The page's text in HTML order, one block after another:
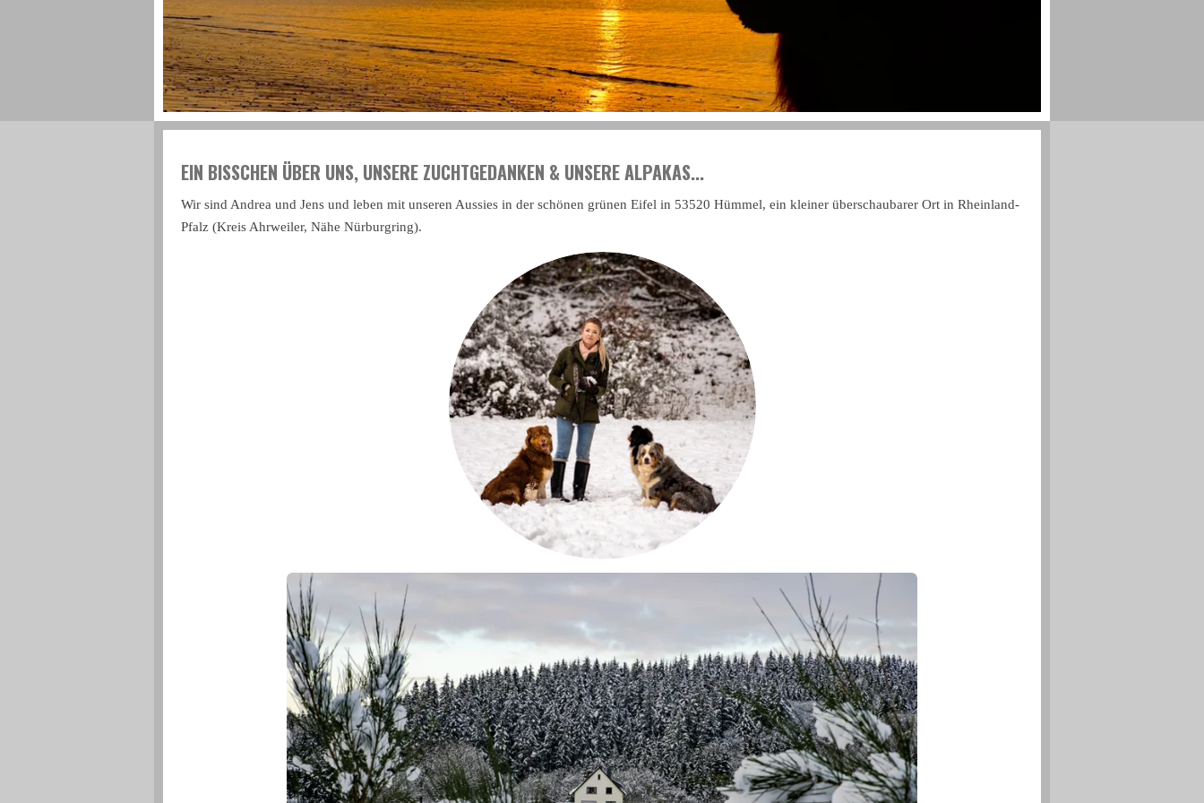
EIN BISSCHEN ÜBER UNS, UNSERE ZUCHTGEDANKEN & UNSERE ALPAKAS...
Wir sind Andrea und Jens und leben mit unseren Aussies in der schönen grünen Eifel in 53520 Hümmel, ein kleiner überschaubarer Ort in Rheinland-
Pfalz (Kreis Ahrweiler, Nähe Nürburgring).